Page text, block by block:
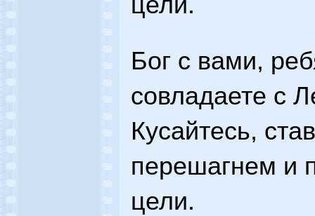
Бог с вами,
совладаете с
Кусайтесь,
перешагнем и
цели.